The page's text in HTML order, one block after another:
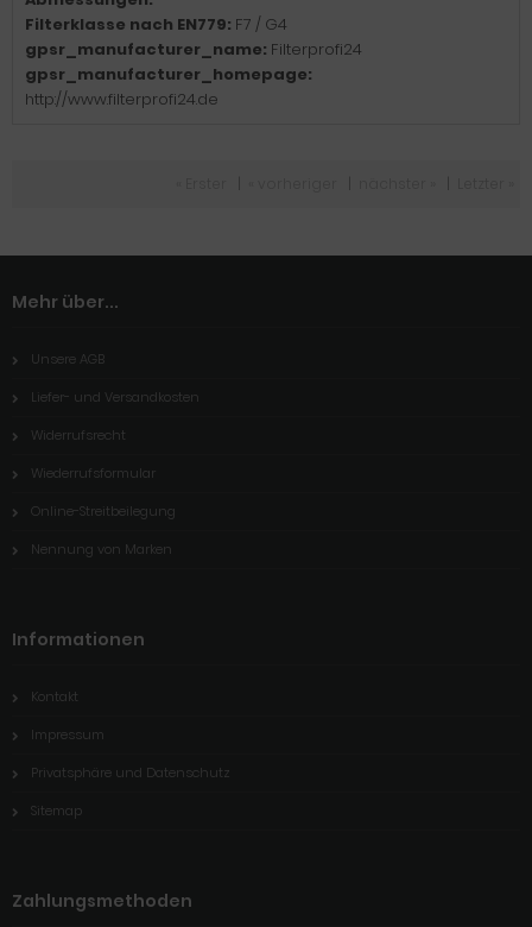
Filterklasse nach EN779: F7 / G4
gpsr_manufacturer_name: Filterprofi24
gpsr_manufacturer_homepage:
http://www.filterprofi24.de
Mehr über...
Unsere AGB
Liefer- und Versandkosten
Widerrufsrecht
Wiederrufsformular
Online-Streitbeilegung
Nennung von Marken
Informationen
Kontakt
Impressum
Privatsphäre und Datenschutz
Sitemap
Zahlungsmethoden